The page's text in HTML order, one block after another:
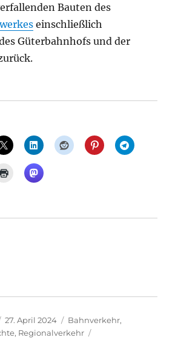
Bauten des
einschließlich
Güterbahnhofs und der
Viele Bahnstrecken gibt es
Veröffentlicht
am
27. April 2024 Kategorien
Bahnverkehr,
, Regionalverkehr